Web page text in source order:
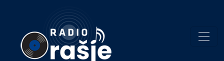
website!